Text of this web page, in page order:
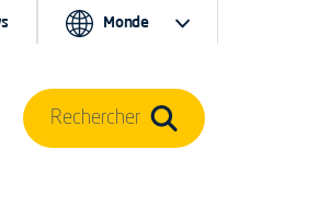
Monde
Rechercher